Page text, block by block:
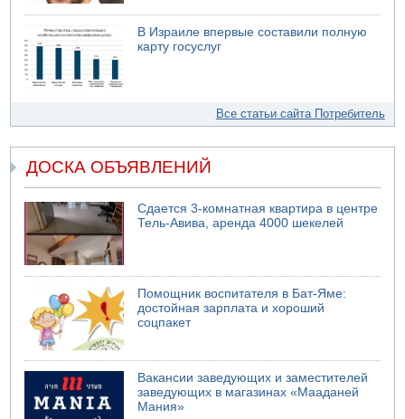
В Израиле впервые составили полную
карту госуслуг
Все статьи сайта Потребитель
ДОСКА ОБЪЯВЛЕНИЙ
Сдается 3-комнатная квартира в центре
Тель-Авива, аренда 4000 шекелей
Помощник воспитателя в Бат-Яме:
достойная зарплата и хороший
соцпакет
Вакансии заведующих и заместителей
заведующих в магазинах «Мааданей
Мания»